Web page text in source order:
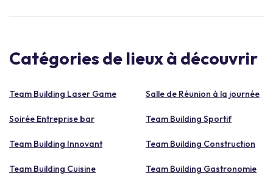
Catégories de lieux à découvrir
Team Building Laser Game Salle de Réunion à la journée
Soirée Entreprise bar Team Building Sportif
Team Building Innovant Team Building Construction
Team Building Cuisine Team Building Gastronomie